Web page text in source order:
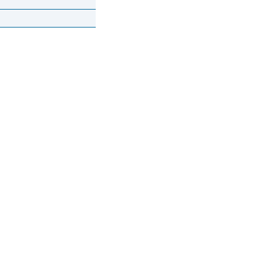
Over
weerbaarheid